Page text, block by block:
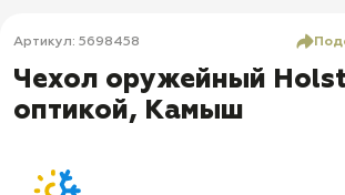
Артикул: 5698458
Чехол оружейный
оптикой, Камыш